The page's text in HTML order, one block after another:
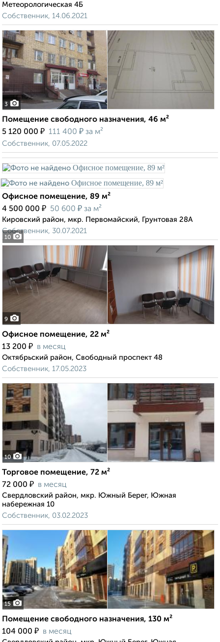
Метеорологическая 4Б
Собственник, 14.06.2021
3
Помещение свободного назначения, 46 м²
5 120 000 ₽ 111 400 ₽ за м²
Собственник, 07.05.2022
10
Офисное помещение, 89 м²
4 500 000 ₽ 50 600 ₽ за м²
Кировский район, мкр. Первомайский, Грунтовая 28А
Собственник, 30.07.2021
9
Офисное помещение, 22 м²
13 200 ₽ в месяц
Октябрьский район, Свободный проспект 48
Собственник, 17.05.2023
10
Торговое помещение, 72 м²
72 000 ₽ в месяц
Свердловский район, мкр. Южный Берег, Южная
набережная 10
Собственник, 03.02.2023
15
Помещение свободного назначения, 130 м²
104 000 ₽ в месяц